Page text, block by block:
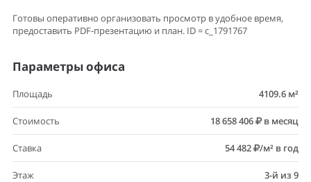
Готовы оперативно организовать просмотр в удобное время,
предоставить PDF-презентацию и план. ID = c_1791767
Параметры офиса
Площадь 4109.6 м²
Стоимость 18 658 406 в месяц
Ставка 54 482 /м² в год
Этаж 3-й из 9